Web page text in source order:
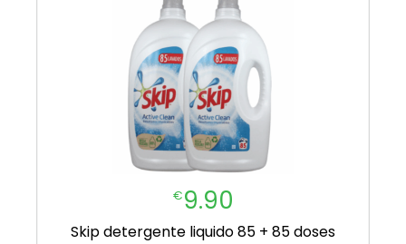
€9.90
skip detergente liquido 85 + 85 doses